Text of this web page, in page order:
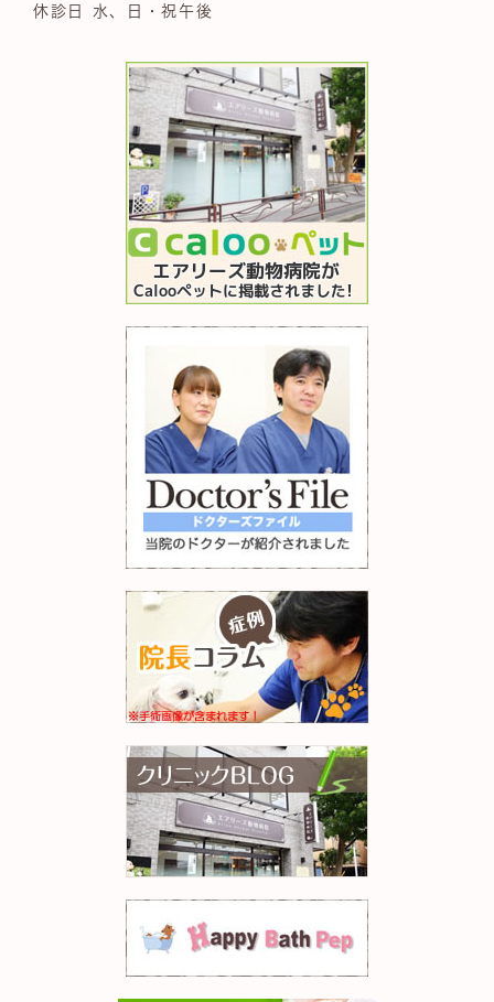
休診日 水、日・祝午後